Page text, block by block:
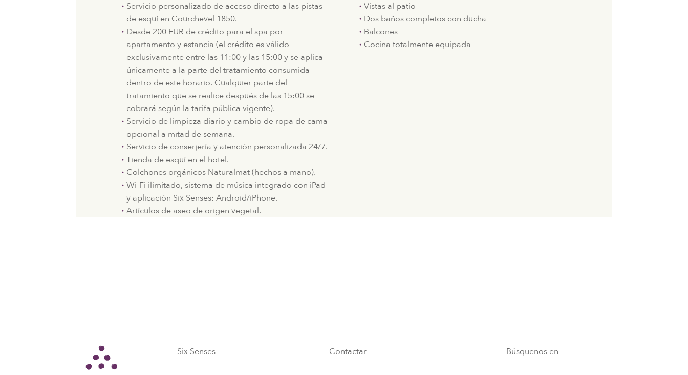
Servicio personalizado de acceso directo a las pistas
de esquí en Courchevel 1850.
Desde 200 EUR de crédito para el spa por
apartamento y estancia (el crédito es válido
exclusivamente entre las 11:00 y las 15:00 y se aplica
únicamente a la parte del tratamiento consumida
dentro de este horario. Cualquier parte del
tratamiento que se realice después de las 15:00 se
cobrará según la tarifa pública vigente).
Servicio de limpieza diario y cambio de ropa de cama
opcional a mitad de semana.
Servicio de conserjería y atención personalizada 24/7.
Tienda de esquí en el hotel.
Colchones orgánicos Naturalmat (hechos a mano).
Wi-Fi ilimitado, sistema de música integrado con iPad
y aplicación Six Senses: Android/iPhone.
Artículos de aseo de origen vegetal.
Vistas al patio
Dos baños completos con ducha
Balcones
Cocina totalmente equipada
Six Senses Contactar Búsquenos en